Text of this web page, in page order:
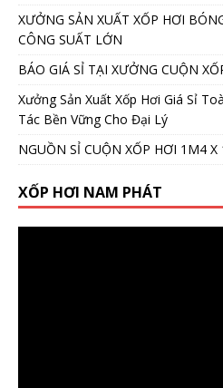
XƯỞNG SẢN XUẤT XỐP HƠI
CÔNG SUẤT LỚN
BÁO GIÁ SỈ TẠI XƯỞNG CUỘN
Xưởng Sản Xuất Xốp Hơi Giá Sỉ
Tác Bền Vững Cho Đại Lý
NGUỒN SỈ CUỘN XỐP HƠI 1M4
XỐP HƠI NAM PHÁT